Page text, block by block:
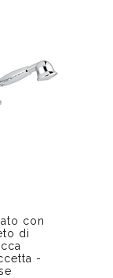
con
di
-